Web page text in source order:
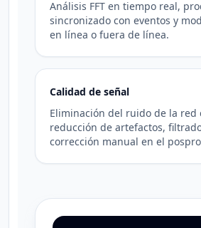
Análisis FFT en tiempo real,
sincronizado con eventos y
en línea o fuera de línea.
Calidad de señal
Eliminación del ruido de la red
reducción de artefactos,
corrección manual en el